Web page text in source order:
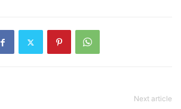
Next article